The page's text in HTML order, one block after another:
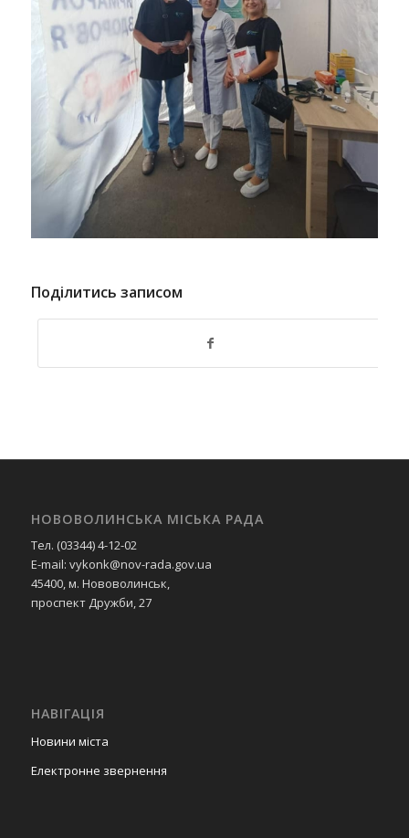
Поділитись записом
НОВОВОЛИНСЬКА МІСЬКА РАДА
Тел. (03344) 4-12-02
E-mail: vykonk@nov-rada.gov.ua
45400, м. Нововолинськ,
проспект Дружби, 27
НАВІГАЦІЯ
Новини міста
Електронне звернення